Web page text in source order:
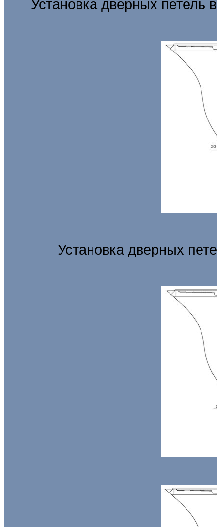
Установка дверных петель
Установка дверных